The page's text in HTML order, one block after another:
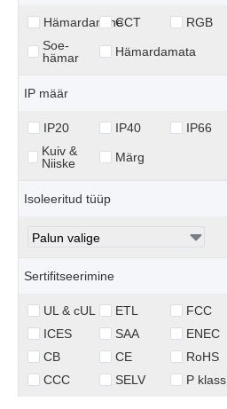
HämardamineCCT RGB
Soe-
hämar
Hämardamata
IP määr
IP20 IP40 IP66
Kuiv &
Niiske
Märg
Isoleeritud tüüp
Sertifitseerimine
UL & cUL ETL FCC
ICES
SAA ENEC
CB
CE RoHS
CCC
SELV P klass